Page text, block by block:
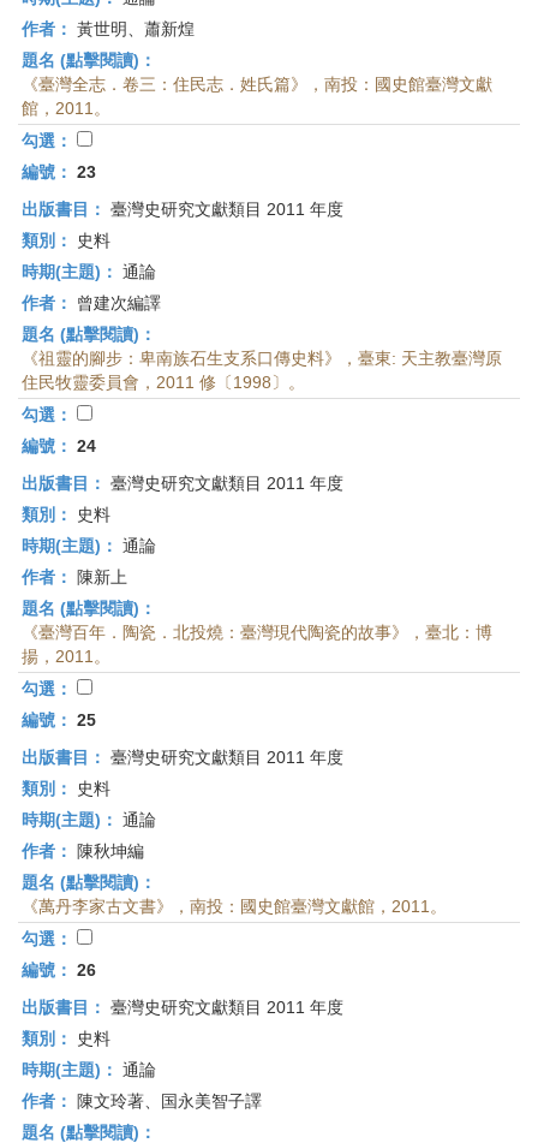
作者： 黃世明、蕭新煌
題名 (點擊閱讀)：
《臺灣全志．卷三：住民志．姓氏篇》，南投：國史館臺灣文獻
館，2011。
勾選：
編號： 23
出版書目： 臺灣史研究文獻類目 2011 年度
類別：
史料
時期(主題)： 通論
作者：
曾建次編譯
題名 (點擊閱讀)：
《祖靈的腳步：卑南族石生支系口傳史料》，臺東: 天主教臺灣原
住民牧靈委員會，2011 修〔1998〕。
勾選：
編號： 24
出版書目： 臺灣史研究文獻類目 2011 年度
類別：
史料
時期(主題)： 通論
作者：
陳新上
題名 (點擊閱讀)：
《臺灣百年．陶瓷．北投燒：臺灣現代陶瓷的故事》，臺北：博
揚，2011。
勾選：
編號： 25
出版書目： 臺灣史研究文獻類目 2011 年度
類別：
史料
時期(主題)： 通論
作者：
陳秋坤編
題名 (點擊閱讀)：
《萬丹李家古文書》，南投：國史館臺灣文獻館，2011。
勾選：
編號： 26
出版書目： 臺灣史研究文獻類目 2011 年度
類別：
史料
時期(主題)： 通論
作者：
陳文玲著、国永美智子譯
題名 (點擊閱讀)：